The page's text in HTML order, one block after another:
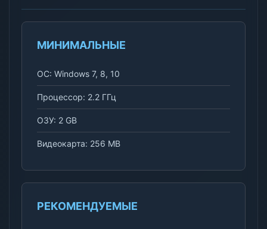
МИНИМАЛЬНЫЕ
ОС: Windows 7, 8, 10
Процессор: 2.2 ГГц
ОЗУ: 2 GB
Видеокарта: 256 MB
РЕКОМЕНДУЕМЫЕ